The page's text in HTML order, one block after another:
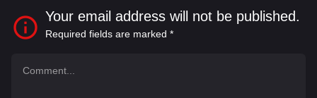
Your email address will not be published.
Required fields are marked *